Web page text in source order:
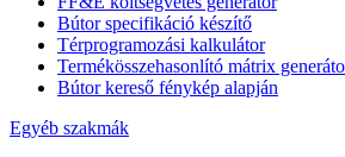
Bútor specifikáció készítő
Térprogramozási kalkulátor
Termékösszehasonlító mátrix
Bútor kereső fénykép alapján
Egyéb szakmák